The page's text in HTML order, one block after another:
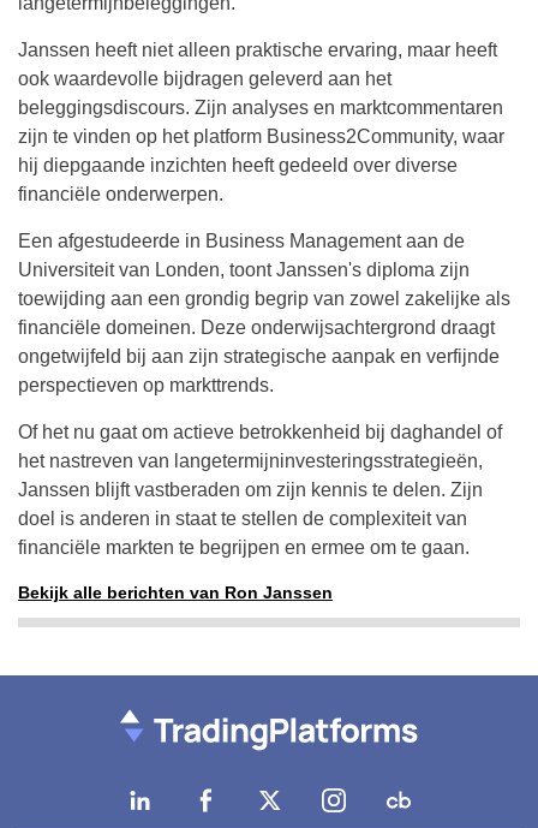
Janssen heeft niet alleen praktische ervaring, maar heeft
ook waardevolle bijdragen geleverd aan het
beleggingsdiscours. Zijn analyses en marktcommentaren
zijn te vinden op het platform Business2Community, waar
hij diepgaande inzichten heeft gedeeld over diverse
financiële onderwerpen.
Een afgestudeerde in Business Management aan de
Universiteit van Londen, toont Janssen's diploma zijn
toewijding aan een grondig begrip van zowel zakelijke als
financiële domeinen. Deze onderwijsachtergrond draagt
ongetwijfeld bij aan zijn strategische aanpak en verfijnde
perspectieven op markttrends.
Of het nu gaat om actieve betrokkenheid bij daghandel of
het nastreven van langetermijninvesteringsstrategieën,
Janssen blijft vastberaden om zijn kennis te delen. Zijn
doel is anderen in staat te stellen de complexiteit van
financiële markten te begrijpen en ermee om te gaan.
Bekijk alle berichten van Ron Janssen